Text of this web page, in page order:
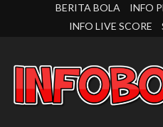
BERITA BOLA
INFO
INFO LIVE SCORE